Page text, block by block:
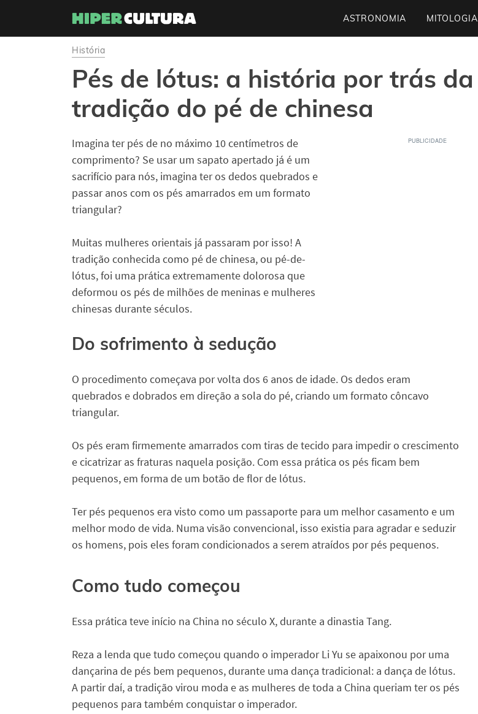
ASTRONOMIA MITOLOGIA
História
Pés de lótus: a história por trás da
tradição do pé de chinesa
Imagina ter pés de no máximo 10 centímetros de
comprimento? Se usar um sapato apertado já é um
sacrifício para nós, imagina ter os dedos quebrados e
passar anos com os pés amarrados em um formato
triangular?
Muitas mulheres orientais já passaram por isso! A
tradição conhecida como pé de chinesa, ou pé-de-
lótus, foi uma prática extremamente dolorosa que
deformou os pés de milhões de meninas e mulheres
chinesas durante séculos.
Do sofrimento à sedução
O procedimento começava por volta dos 6 anos de idade. Os dedos eram
quebrados e dobrados em direção a sola do pé, criando um formato côncavo
triangular.
Os pés eram firmemente amarrados com tiras de tecido para impedir o crescimento
e cicatrizar as fraturas naquela posição. Com essa prática os pés ficam bem
pequenos, em forma de um botão de flor de lótus.
Ter pés pequenos era visto como um passaporte para um melhor casamento e um
melhor modo de vida. Numa visão convencional, isso existia para agradar e seduzir
os homens, pois eles foram condicionados a serem atraídos por pés pequenos.
Como tudo começou
Essa prática teve início na China no século X, durante a dinastia Tang.
Reza a lenda que tudo começou quando o imperador Li Yu se apaixonou por uma
dançarina de pés bem pequenos, durante uma dança tradicional: a dança de lótus.
A partir daí, a tradição virou moda e as mulheres de toda a China queriam ter os pés
pequenos para também conquistar o imperador.